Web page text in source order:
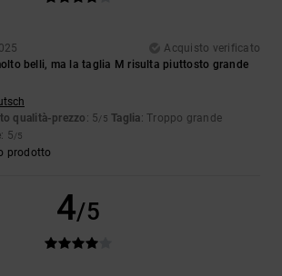
Acquisto verificato
belli, ma la taglia M risulta piuttosto grande
qualità-prezzo : 5/5 Taglia: Troppo grande
: 5/5
prodotto
4/5